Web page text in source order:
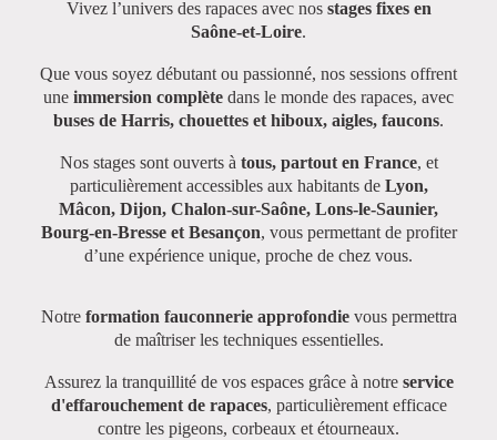
Vivez l’univers des rapaces avec nos stages fixes en
Saône-et-Loire.
Que vous soyez débutant ou passionné, nos sessions offrent
une immersion complète dans le monde des rapaces, avec
buses de Harris, chouettes et hiboux, aigles, faucons.
Nos stages sont ouverts à tous, partout en France, et
particulièrement accessibles aux habitants de Lyon,
Mâcon, Dijon, Chalon-sur-Saône, Lons-le-Saunier,
Bourg-en-Bresse et Besançon, vous permettant de profiter
d’une expérience unique, proche de chez vous.
Notre formation fauconnerie approfondievous permettra
de maîtriser les techniques essentielles.
Assurez la tranquillité de vos espaces grâce à notre service
d'effarouchement de rapaces, particulièrement efficace
contre les pigeons, corbeaux et étourneaux.